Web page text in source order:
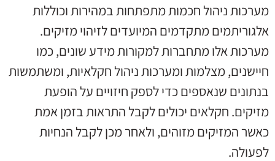
מערכות ניהול חכמות מתפתחות במהירות וכוללות
אלגוריתמים מתקדמים המיועדים לזיהוי מזיקים.
מערכות אלו מתחברות למקורות מידע שונים, כמו
חיישנים, מצלמות ומערכות ניהול חקלאיות, ומשתמשות
בנתונים שנאספים כדי לספק חיזויים על הופעת
מזיקים. חקלאים יכולים לקבל התראות בזמן אמת
כאשר המזיקים מזוהים, ולאחר מכן לקבל הנחיות
לפעולה.